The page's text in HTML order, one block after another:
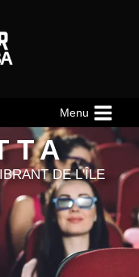
Menu
DE L'ÎLE